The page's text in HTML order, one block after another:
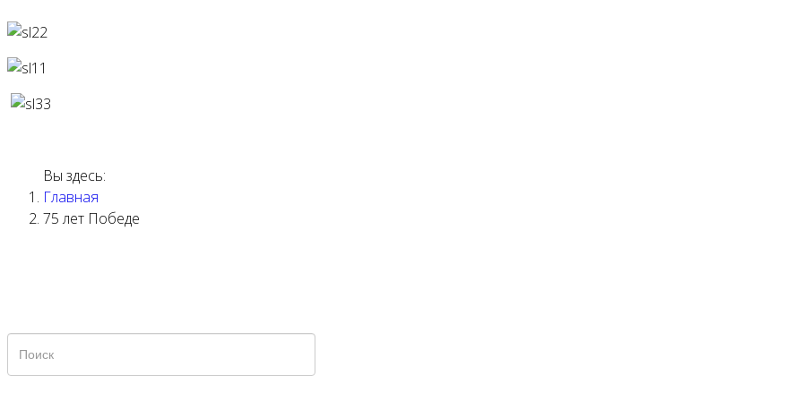
Вы здесь:
Главная
75 лет Победе